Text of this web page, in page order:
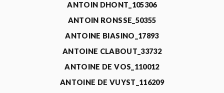
ANTOIN DHONT_105306
ANTOIN RONSSE_50355
ANTOINE BIASINO_17893
ANTOINE CLABOUT_33732
ANTOINE DE VOS_110012
ANTOINE DE VUYST_116209